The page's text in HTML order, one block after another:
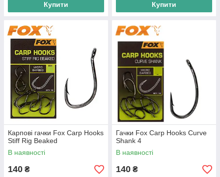
Купити Купити
Карпові гачки Fox Carp Hooks
Stiff Rig Beaked
В наявності
140 ₴
Гачки Fox Carp Hooks Curve
Shank 4
В наявності
140 ₴